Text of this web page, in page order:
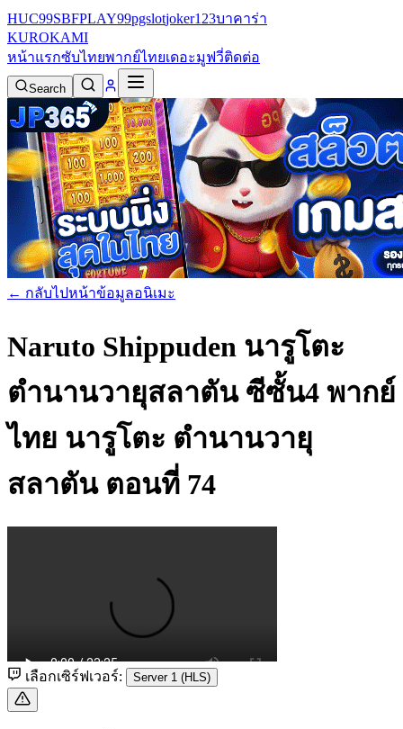
HUC99SBFPLAY99pgslotjoker123บาคาร่า
KUROKAMI
หน้าแรกซับไทยพากย์ไทยเดอะมูฟวี่ติดต่อ
Search
← กลับไปหน้าข้อมูลอนิเมะ
Naruto Shippuden นารูโตะ
ตำนานวายุสลาตัน ซีซั้น4 พากย์
ไทย นารูโตะ ตำนานวายุ
สลาตัน ตอนที่ 74
เลือกเซิร์ฟเวอร์: Server 1 (HLS)